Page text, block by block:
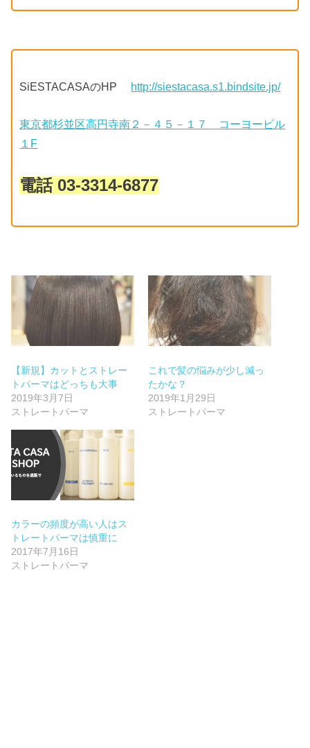
SiESTACASAのHP http://siestacasa.s1.bindsite.jp/
東京都杉並区高円寺南２－４５－１７ コーヨービル
１F
電話 03-3314-6877
【新規】カットとストレー
トパーマはどっちも大事
2019年3月7日
ストレートパーマ
これで髪の悩みが少し減っ
たかな？
2019年1月29日
ストレートパーマ
カラーの頻度が高い人はス
トレートパーマは慎重に
2017年7月16日
ストレートパーマ